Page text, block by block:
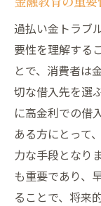
過払い金トラブ
要性を理解する
とで、消費者は
切な借入先を選
に高金利での借
ある方にとって
力な手段となり
も重要であり、
ることで、将来